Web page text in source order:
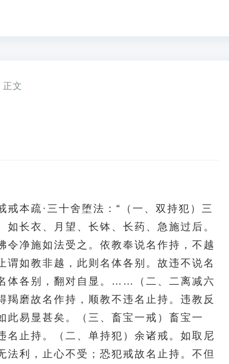
正文
戒本疏·三十舍堕法：“（一、双持犯）三
长衣、月望、长钵、长药、急施过后。
令净施如法受之。依教奉说名作持，不越
谓如教非越，此则名体各别。故违不说名
体各别，翻对自显。……（二、二离减六
羯磨故名作持，顺教不违名止持。违教反
此易显甚矣。（三、畜宝一戒）畜宝一
名止持。（二、单持犯）余诸戒。如取尼
法利，止心不受；恐犯戒故名止持。不但